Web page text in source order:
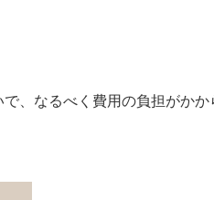
、なるべく費用の負担がか